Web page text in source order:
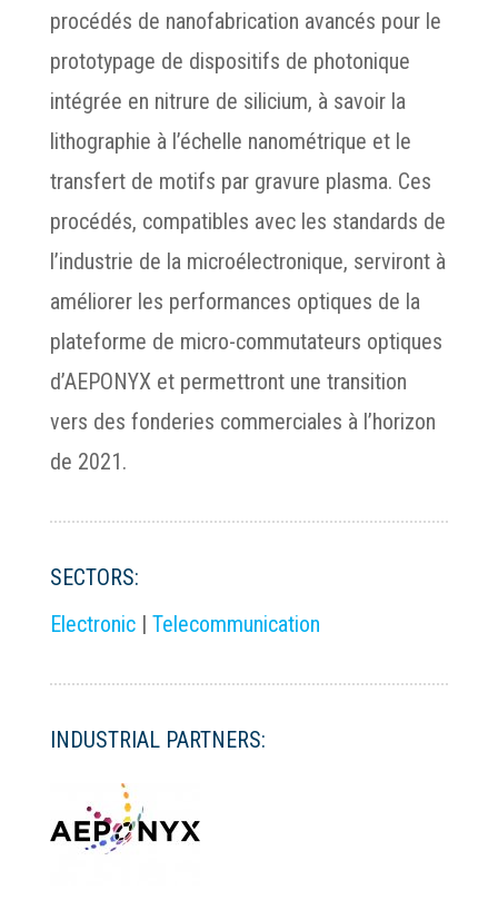
procédés de nanofabrication avancés pour le
prototypage de dispositifs de photonique
intégrée en nitrure de silicium, à savoir la
lithographie à l’échelle nanométrique et le
transfert de motifs par gravure plasma. Ces
procédés, compatibles avec les standards de
l’industrie de la microélectronique, serviront à
améliorer les performances optiques de la
plateforme de micro-commutateurs optiques
d’AEPONYX et permettront une transition
vers des fonderies commerciales à l’horizon
de 2021.
SECTORS:
Electronic| Telecommunication
INDUSTRIAL PARTNERS: